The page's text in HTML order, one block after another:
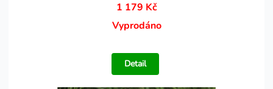
1 179 Kč
Vyprodáno
Detail